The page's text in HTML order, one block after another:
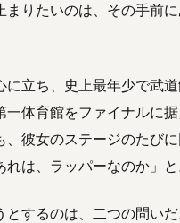
まりたいのは、その手前
に立ち、史上最年少で武
一体育館をファイナルに
、彼女のステージのたび
れは、ラッパーなのか」と
とするのは、二つの問い